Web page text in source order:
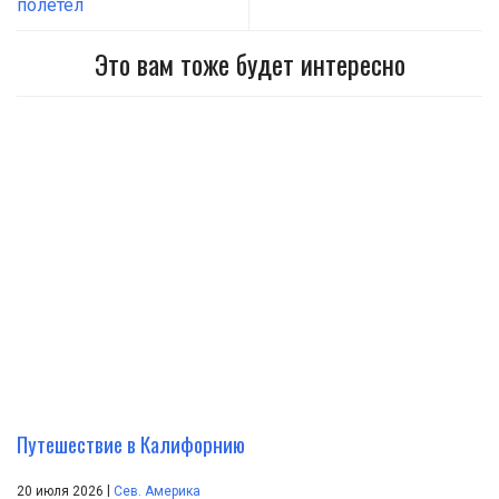
полетел
Это вам тоже будет интересно
Путешествие в Калифорнию
20 июля 2026 Сев. Америка